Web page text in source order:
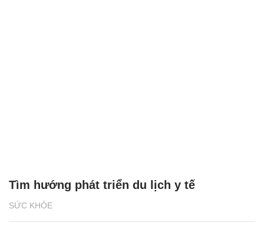
SỨC KHỎE
Tìm hướng phát triển du lịch y tế